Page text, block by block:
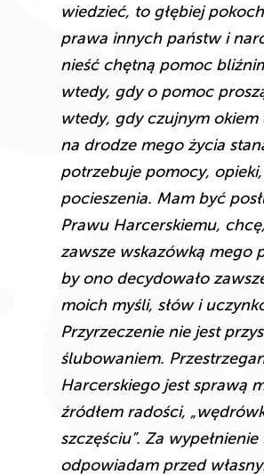
wiedzieć, to głębiej
prawa innych państw i
nieść chętną pomoc
wtedy, gdy o pomoc
wtedy, gdy czujnym okiem
na drodze mego życia
potrzebuje pomocy,
pocieszenia. Mam być
Prawu Harcerskiemu,
zawsze wskazówką mego
by ono decydowało
moich myśli, słów i
Przyrzeczenie nie jest
ślubowaniem.
Harcerskiego jest sprawą
źródłem radości,
szczęściu”. Za
odpowiadam przed